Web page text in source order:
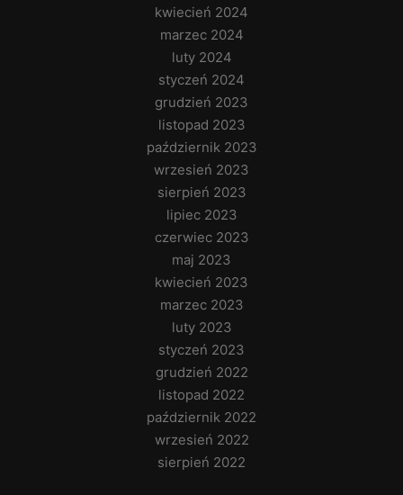
kwiecień 2024
marzec 2024
luty 2024
styczeń 2024
grudzień 2023
listopad 2023
październik 2023
wrzesień 2023
sierpień 2023
lipiec 2023
czerwiec 2023
maj 2023
kwiecień 2023
marzec 2023
luty 2023
styczeń 2023
grudzień 2022
listopad 2022
październik 2022
wrzesień 2022
sierpień 2022